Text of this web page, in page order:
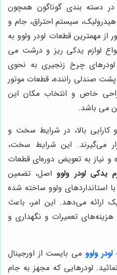
در دسته بندی گوناگون همچون
سیستم احتراق، جام و
مهمترین قطعات لودر ولوو به
لوازم یدکی ریز و درشت می
چرخ زنجیری به نحوی
صندلی راننده، قطعات موتور
خاص و انتخاب مکان این
می باشد.
کارایی بالا، در شرایط سخت و
می‌گیرند. این شرایط سخت،
و نیاز به تعویض دوره‌ای قطعات
یدکی لودر ولوو اصل، تضمین
استانداردهای ولوو ساخته شده
ارائه می‌دهد. این امر، باعث
تعمیرات و نگهداری و
ولوو می بایست از اورجینال
لودرهایی که مجهز به جام